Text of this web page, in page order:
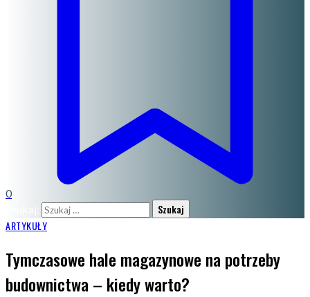
0
ARTYKUŁY
Tymczasowe hale magazynowe na potrzeby
budownictwa – kiedy warto?